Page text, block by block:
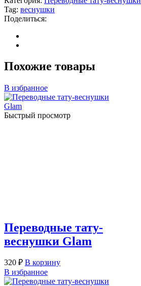
Tag: веснушки
Поделиться:
Похожие товары
В избранное
Быстрый просмотр
Переводные тату-
веснушки Glam
320 ₽ В корзину
В избранное